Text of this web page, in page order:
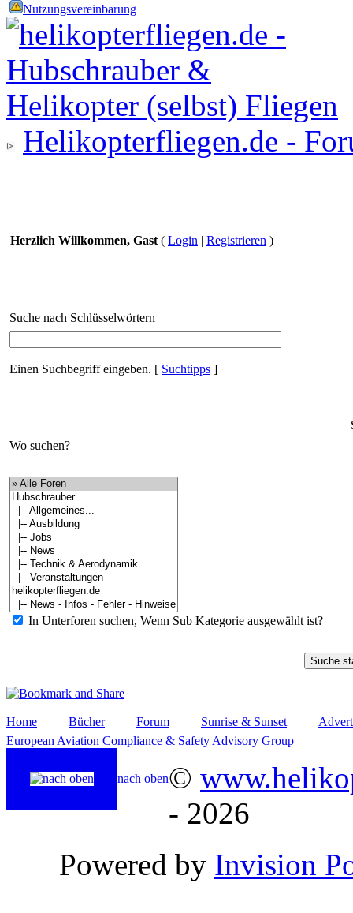
Nutzungsvereinbarung
Helikopterfliegen.de -
Herzlich Willkommen, Gast ( Login | Registrieren )
Suche nach Schlüsselwörtern
Einen Suchbegriff eingeben. [ Suchtipps ]
Wo suchen?
In Unterforen suchen, Wenn Sub Kategorie ausgewählt ist?
Home Bücher Forum Sunrise & Sunset
European Aviation Compliance & Safety Advisory Group
nach oben©
- 2026
Powered by Invision